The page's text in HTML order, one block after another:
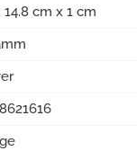
14.8 cm x 1 cm